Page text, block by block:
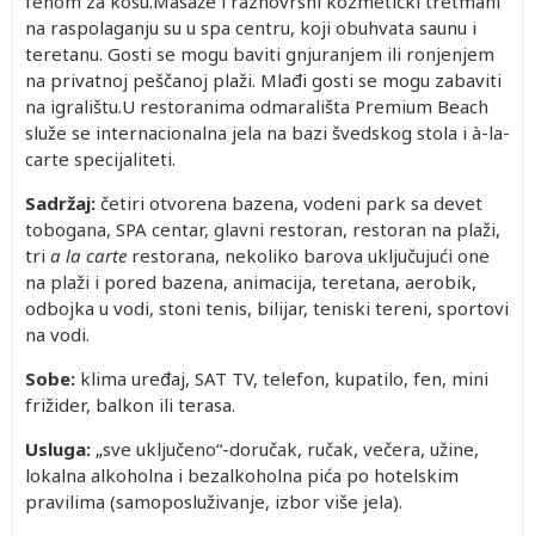
na raspolaganju su u spa centru, koji obuhvata saunu i
teretanu. Gosti se mogu baviti gnjuranjem ili ronjenjem
na privatnoj peščanoj plaži. Mlađi gosti se mogu zabaviti
na igralištu.U restoranima odmarališta Premium Beach
služe se internacionalna jela na bazi švedskog stola i à-la-
carte specijaliteti.
Sadržaj: četiri otvorena bazena, vodeni park sa devet
tobogana, SPA centar, glavni restoran, restoran na plaži,
tri a la carte restorana, nekoliko barova uključujući one
na plaži i pored bazena, animacija, teretana, aerobik,
odbojka u vodi, stoni tenis, bilijar, teniski tereni, sportovi
na vodi.
Sobe: klima uređaj, SAT TV, telefon, kupatilo, fen, mini
frižider, balkon ili terasa.
Usluga: „sve uključeno“-doručak, ručak, večera, užine,
lokalna alkoholna i bezalkoholna pića po hotelskim
pravilima (samoposluživanje, izbor više jela).